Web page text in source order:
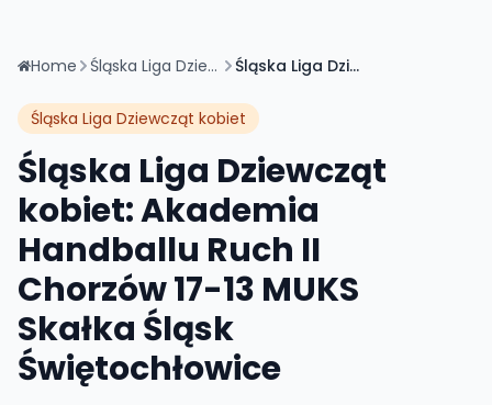
Home Śląska Liga Dziewcząt kobiet Śląska Liga Dziewcząt kobiet: Akademia Handballu Ruch II Chorzów 17-13 MUKS Skałka Śląsk Świętochłowice
Śląska Liga Dziewcząt kobiet
Śląska Liga Dziewcząt
kobiet: Akademia
Handballu Ruch II
Chorzów 17-13 MUKS
Skałka Śląsk
Świętochłowice